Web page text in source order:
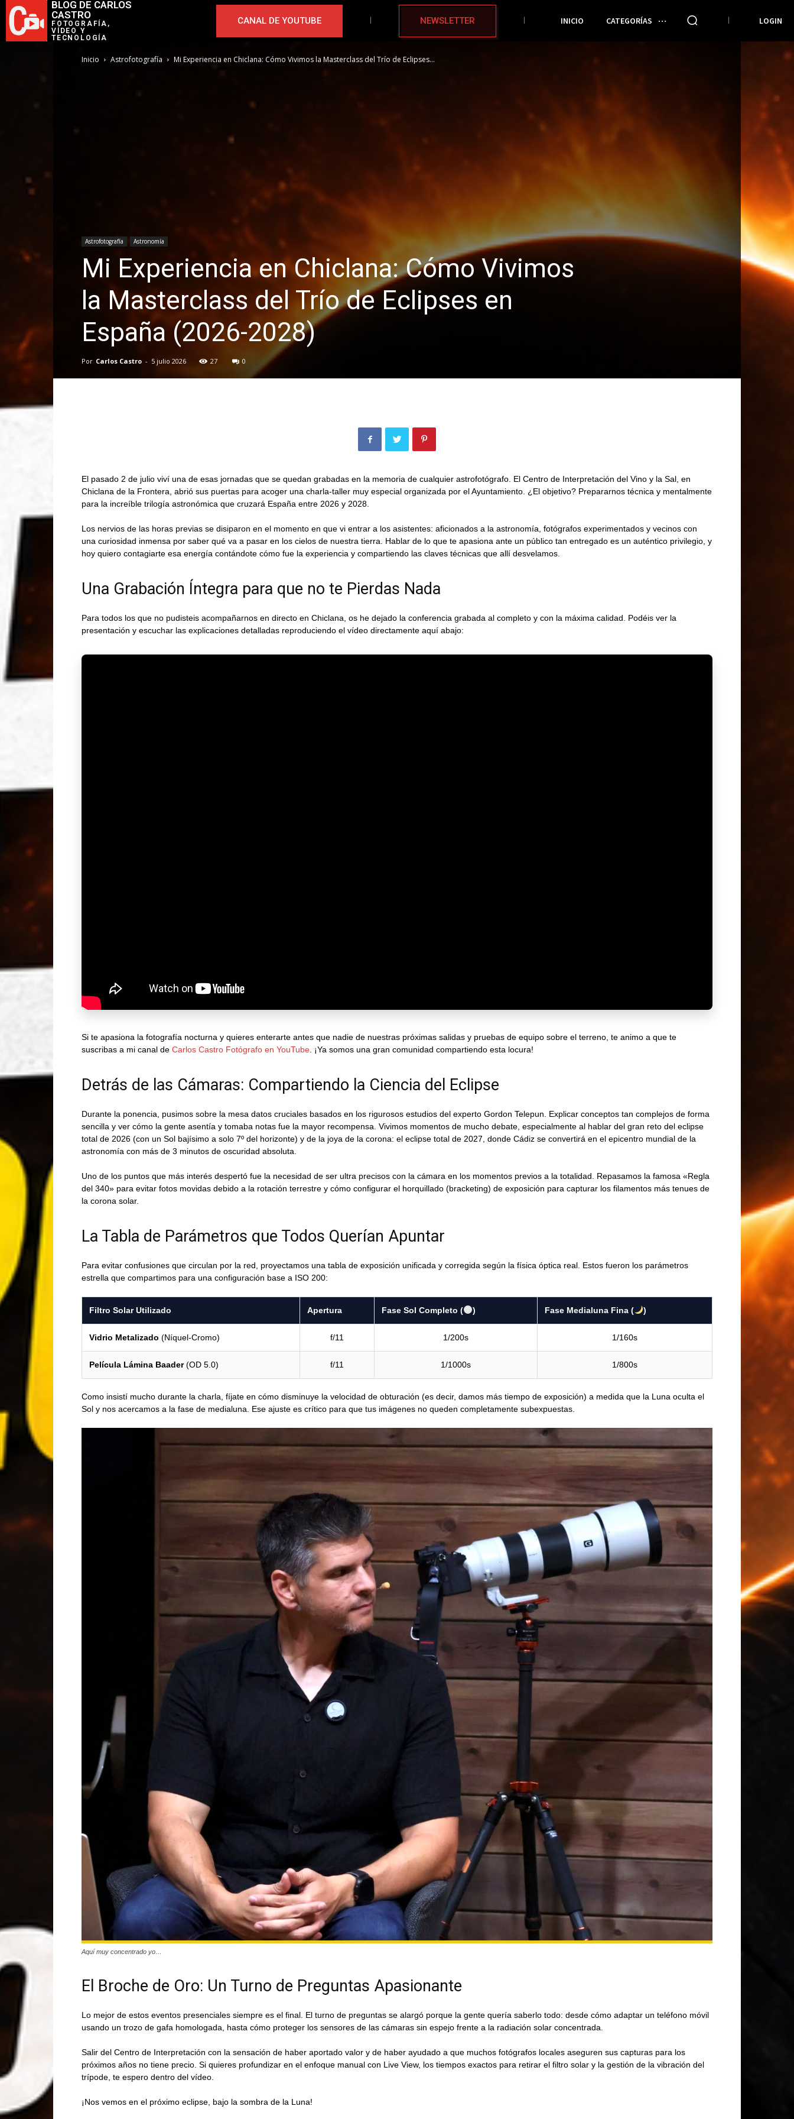
BLOG DE CARLOS
CASTRO
FOTOGRAFÍA,
VÍDEO Y
TECNOLOGÍA
CANAL DE YOUTUBE NEWSLETTER INICIO CATEGORÍAS LOGIN
Inicio Astrofotografía Mi Experiencia en Chiclana: Cómo Vivimos la Masterclass del Trío de Eclipses...
Astrofotografía Astronomía
Mi Experiencia en Chiclana: Cómo Vivimos
la Masterclass del Trío de Eclipses en
España (2026-2028)
Por Carlos Castro - 5 julio 2026 27 0
El pasado 2 de julio viví una de esas jornadas que se quedan grabadas en la memoria de cualquier astrofotógrafo. El Centro de Interpretación del Vino y la Sal, en
Chiclana de la Frontera, abrió sus puertas para acoger una charla-taller muy especial organizada por el Ayuntamiento. ¿El objetivo? Prepararnos técnica y mentalmente
para la increíble trilogía astronómica que cruzará España entre 2026 y 2028.
Los nervios de las horas previas se disiparon en el momento en que vi entrar a los asistentes: aficionados a la astronomía, fotógrafos experimentados y vecinos con
una curiosidad inmensa por saber qué va a pasar en los cielos de nuestra tierra. Hablar de lo que te apasiona ante un público tan entregado es un auténtico privilegio, y
hoy quiero contagiarte esa energía contándote cómo fue la experiencia y compartiendo las claves técnicas que allí desvelamos.
Una Grabación Íntegra para que no te Pierdas Nada
Para todos los que no pudisteis acompañarnos en directo en Chiclana, os he dejado la conferencia grabada al completo y con la máxima calidad. Podéis ver la
presentación y escuchar las explicaciones detalladas reproduciendo el vídeo directamente aquí abajo:
Si te apasiona la fotografía nocturna y quieres enterarte antes que nadie de nuestras próximas salidas y pruebas de equipo sobre el terreno, te animo a que te
suscribas a mi canal de Carlos Castro Fotógrafo en YouTube . ¡Ya somos una gran comunidad compartiendo esta locura!
Detrás de las Cámaras: Compartiendo la Ciencia del Eclipse
Durante la ponencia, pusimos sobre la mesa datos cruciales basados en los rigurosos estudios del experto Gordon Telepun. Explicar conceptos tan complejos de forma
sencilla y ver cómo la gente asentía y tomaba notas fue la mayor recompensa. Vivimos momentos de mucho debate, especialmente al hablar del gran reto del eclipse
total de 2026 (con un Sol bajísimo a solo 7º del horizonte) y de la joya de la corona: el eclipse total de 2027, donde Cádiz se convertirá en el epicentro mundial de la
astronomía con más de 3 minutos de oscuridad absoluta.
Uno de los puntos que más interés despertó fue la necesidad de ser ultra precisos con la cámara en los momentos previos a la totalidad. Repasamos la famosa «Regla
del 340» para evitar fotos movidas debido a la rotación terrestre y cómo configurar el horquillado (bracketing) de exposición para capturar los filamentos más tenues de
la corona solar.
La Tabla de Parámetros que Todos Querían Apuntar
Para evitar confusiones que circulan por la red, proyectamos una tabla de exposición unificada y corregida según la física óptica real. Estos fueron los parámetros
estrella que compartimos para una configuración base a ISO 200:
Filtro Solar Utilizado Apertura Fase Sol Completo ( ) Fase Medialuna Fina ( )
Vidrio Metalizado (Níquel-Cromo) f/11 1/200s 1/160s
Película Lámina Baader(OD 5.0) f/11 1/1000s 1/800s
Como insistí mucho durante la charla, fíjate en cómo disminuye la velocidad de obturación (es decir, damos más tiempo de exposición) a medida que la Luna oculta el
Sol y nos acercamos a la fase de medialuna. Ese ajuste es crítico para que tus imágenes no queden completamente subexpuestas.
Aquí muy concentrado yo…
El Broche de Oro: Un Turno de Preguntas Apasionante
Lo mejor de estos eventos presenciales siempre es el final. El turno de preguntas se alargó porque la gente quería saberlo todo: desde cómo adaptar un teléfono móvil
usando un trozo de gafa homologada, hasta cómo proteger los sensores de las cámaras sin espejo frente a la radiación solar concentrada.
Salir del Centro de Interpretación con la sensación de haber aportado valor y de haber ayudado a que muchos fotógrafos locales aseguren sus capturas para los
próximos años no tiene precio. Si quieres profundizar en el enfoque manual con Live View, los tiempos exactos para retirar el filtro solar y la gestión de la vibración del
trípode, te espero dentro del vídeo.
¡Nos vemos en el próximo eclipse, bajo la sombra de la Luna!